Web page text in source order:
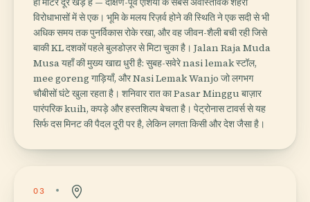
विरोधाभासों में से एक। भूमि के मलय रिज़र्व होने की स्थिति ने एक सदी से भी
अधिक समय तक पुनर्विकास रोके रखा, और वह जीवन-शैली बची रही जिसे
बाकी KL दशकों पहले बुलडोज़र से मिटा चुका है। Jalan Raja Muda
Musa यहाँ की मुख्य खाद्य धुरी है: सुबह-सवेरे nasi lemak स्टॉल,
mee goreng गाड़ियाँ, और Nasi Lemak Wanjo जो लगभग
चौबीसों घंटे खुला रहता है। शनिवार रात का Pasar Minggu बाज़ार
पारंपरिक kuih, कपड़े और हस्तशिल्प बेचता है। पेट्रोनास टावर्स से यह
सिर्फ दस मिनट की पैदल दूरी पर है, लेकिन लगता किसी और देश जैसा है।
03